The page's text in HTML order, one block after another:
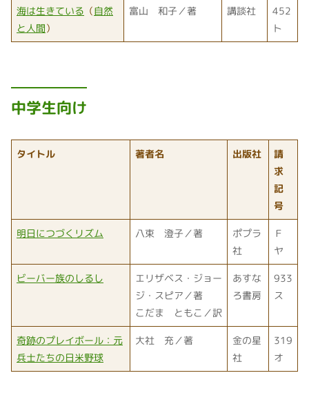
海は生きている （自然
と人間）
富山 和子／著 講談社
452
ト
中学生向け
タイトル 著者名 出版社
請
求
記
号
明日につづくリズム 八束 澄子／著
ポプラ
社
Ｆ
ヤ
ビーバー族のしるし
エリザベス・ジョー
ジ・スピア／著
こだま ともこ／訳
あすな
ろ書房
933
ス
奇跡のプレイボール：元
兵士たちの日米野球
大社 充／著
金の星
社
319
オ